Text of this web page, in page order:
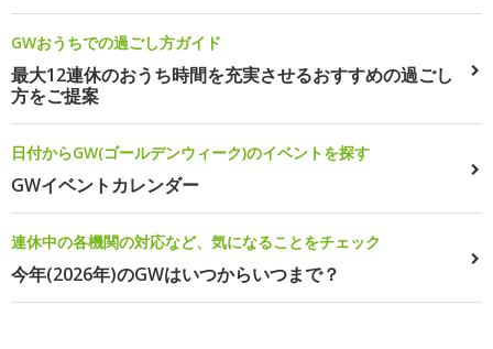
GWおうちでの過ごし方ガイド
最大12連休のおうち時間を充実させるおすすめの過ごし
方をご提案
日付からGW(ゴールデンウィーク)のイベントを探す
GWイベントカレンダー
連休中の各機関の対応など、気になることをチェック
今年(2026年)のGWはいつからいつまで？